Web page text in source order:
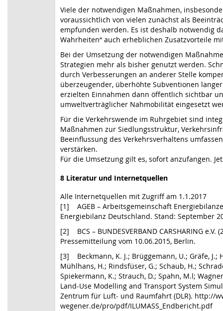
Viele der notwendigen Maßnahmen,
voraussichtlich von vielen zunächst als
empfunden werden. Es ist deshalb notwendig
Wahrheiten“ auch erheblichen Zusatzvorteile
Bei der Umsetzung der notwendigen
Strategien mehr als bisher genutzt werden.
durch Verbesserungen an anderer Stelle
überzeugender, überhöhte Subventionen
erzielten Einnahmen dann öffentlich sichtbar
umweltverträglicher Nahmobilität eingesetzt
Für die Verkehrswende im Ruhrgebiet sind
Maßnahmen zur Siedlungsstruktur,
Beeinflussung des Verkehrsverhaltens
verstärken.
Für die Umsetzung gilt es, sofort anzufangen.
8 Literatur und Internetquellen
Alle Internetquellen mit Zugriff am 1.1.2017
[1] AGEB – Arbeitsgemeinschaft
Energiebilanz Deutschland. Stand: September
[2] BCS – BUNDESVERBAND CARSHARING
Pressemitteilung vom 10.06.2015, Berlin.
[3] Beckmann, K. J.; Brüggemann, U.; Gräfe, J.;
Mühlhans, H.; Rindsfüser, G.; Schaub, H.;
Spiekermann, K.; Strauch, D.; Spahn, M.l;
Land-Use Modelling and Transport System
Zentrum für Luft- und Raumfahrt (DLR). http://
wegener.de/pro/pdf/ILUMASS_Endbericht.pdf